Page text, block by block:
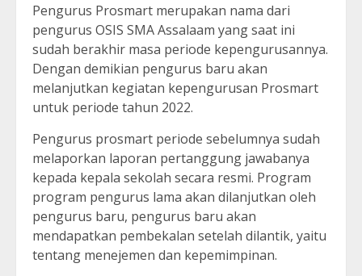
Pengurus Prosmart merupakan nama dari
pengurus OSIS SMA Assalaam yang saat ini
sudah berakhir masa periode kepengurusannya.
Dengan demikian pengurus baru akan
melanjutkan kegiatan kepengurusan Prosmart
untuk periode tahun 2022.
Pengurus prosmart periode sebelumnya sudah
melaporkan laporan pertanggung jawabanya
kepada kepala sekolah secara resmi. Program
program pengurus lama akan dilanjutkan oleh
pengurus baru, pengurus baru akan
mendapatkan pembekalan setelah dilantik, yaitu
tentang menejemen dan kepemimpinan.